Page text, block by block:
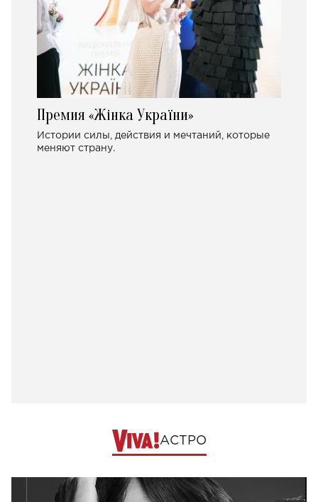
Премия «Жінка України»
Истории силы, действия и мечтаний, которые
меняют страну.
АСТРО